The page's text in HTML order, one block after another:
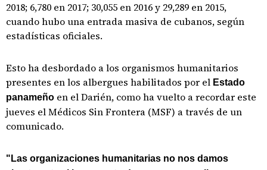
2018; 6,780 en 2017; 30,055 en 2016 y 29,289 en 2015,
cuando hubo una entrada masiva de cubanos, según
estadísticas oficiales.
Esto ha desbordado a los organismos humanitarios
presentes en los albergues habilitados por el Estado
panameño en el Darién, como ha vuelto a recordar este
jueves el Médicos Sin Frontera (MSF) a través de un
comunicado.
"Las organizaciones humanitarias no nos damos